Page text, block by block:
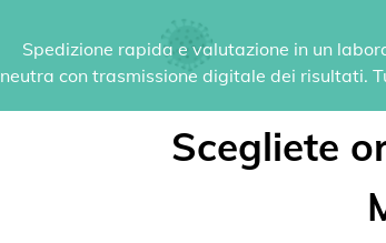
Spedizione rapida e valutazione in un
neutra con trasmissione digitale dei risultati.
Scegliete